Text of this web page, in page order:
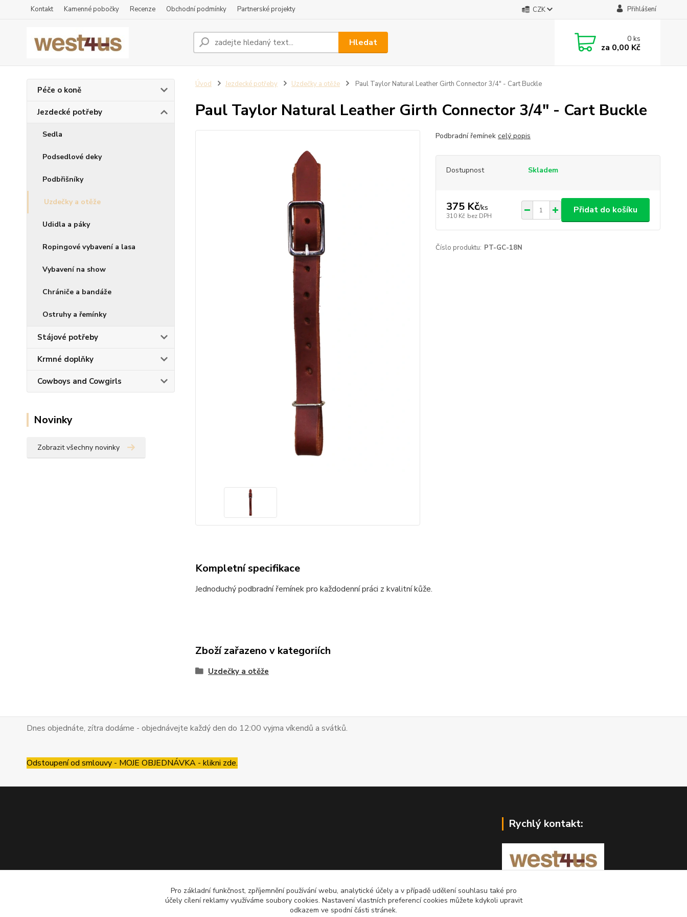
Kontakt Kamenné pobočky Recenze Obchodní podmínky Partnerské projekty CZK Přihlášení
Hledat 0ks
za 0,00 Kč
Péče o koně
Jezdecké potřeby
Sedla
Podsedlové deky
Podbřišníky
Uzdečky a otěže
Udidla a páky
Ropingové vybavení a lasa
Vybavení na show
Chrániče a bandáže
Ostruhy a řemínky
Stájové potřeby
Krmné doplňky
Cowboys and Cowgirls
Novinky
Zobrazit všechny novinky
Úvod Jezdecké potřeby Uzdečky a otěže Paul Taylor Natural Leather Girth Connector 3/4" - Cart Buckle
Paul Taylor Natural Leather Girth Connector 3/4" - Cart Buckle
Podbradní řemínek celý popis
Dostupnost Skladem
375 Kč/ks
310 Kč bez DPH
Přidat do košíku
Číslo produktu: PT-GC-18N
Kompletní specifikace
Jednoduchý podbradní řemínek pro každodenní práci z kvalitní kůže.
Zboží zařazeno v kategoriích
Uzdečky a otěže
Dnes objednáte, zítra dodáme - objednávejte každý den do 12:00 vyjma víkendů a svátků.
Odstoupení od smlouvy - MOJE OBJEDNÁVKA - klikni zde.
Rychlý kontakt:
West4us.cz - dovoz z U.S.A.
Pro základní funkčnost, zpříjemnění používání webu, analytické účely a v případě udělení souhlasu také pro
účely cílení reklamy využíváme soubory cookies. Nastavení vlastních preferencí cookies můžete kdykoli upravit
odkazem ve spodní části stránek.